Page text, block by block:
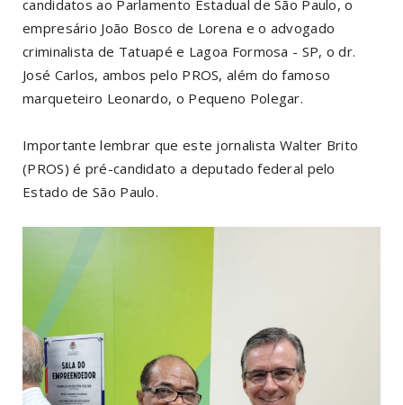
candidatos ao Parlamento Estadual de São Paulo, o
empresário João Bosco de Lorena e o advogado
criminalista de Tatuapé e Lagoa Formosa - SP, o dr.
José Carlos, ambos pelo PROS, além do famoso
marqueteiro Leonardo, o Pequeno Polegar.
Importante lembrar que este jornalista Walter Brito
(PROS) é pré-candidato a deputado federal pelo
Estado de São Paulo.